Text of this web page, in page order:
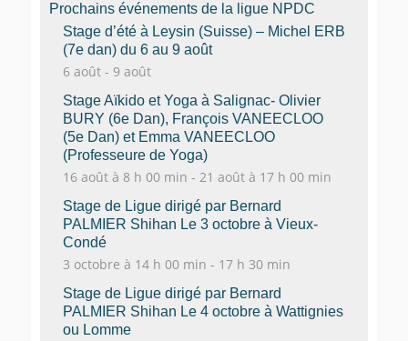
Prochains événements de la ligue NPDC
Stage d’été à Leysin (Suisse) – Michel ERB
(7e dan) du 6 au 9 août
6 août - 9 août
Stage Aïkido et Yoga à Salignac- Olivier
BURY (6e Dan), François VANEECLOO
(5e Dan) et Emma VANEECLOO
(Professeure de Yoga)
16 août à 8 h 00 min - 21 août à 17 h 00 min
Stage de Ligue dirigé par Bernard
PALMIER Shihan Le 3 octobre à Vieux-
Condé
3 octobre à 14 h 00 min - 17 h 30 min
Stage de Ligue dirigé par Bernard
PALMIER Shihan Le 4 octobre à Wattignies
ou Lomme